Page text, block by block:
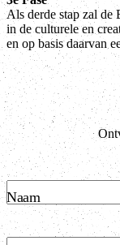
Als derde stap zal de
in de culturele en
en op basis daarvan
Naam